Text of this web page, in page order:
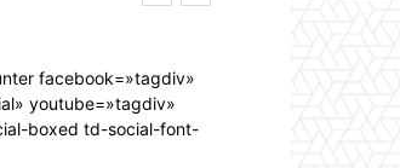
facebook=»tagdiv»
youtube=»tagdiv»
boxed td-social-font-